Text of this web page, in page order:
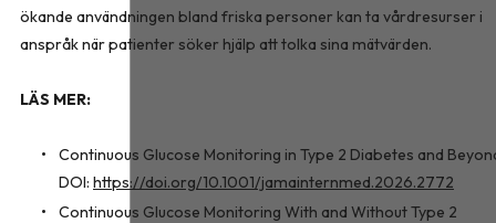
ökande användningen bland friska personer kan ta vårdresurser i
anspråk när patienter söker hjälp att tolka sina mätvärden.
LÄS MER:
Continuous Glucose Monitoring in Type 2 Diabetes and
DOI: https://doi.org/10.1001/jamainternmed.2026.2772
Continuous Glucose Monitoring With and Without Type 2